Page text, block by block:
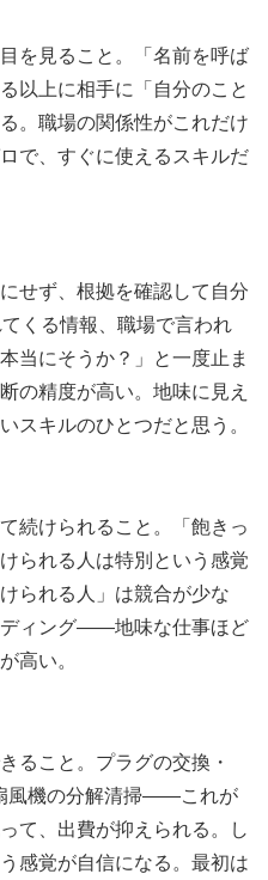
を見ること。「名前を呼ば
以上に相手に「自分のこと
。職場の関係性がこれだけ
で、すぐに使えるスキルだ
せず、根拠を確認して自分
くる情報、職場で言われ
当にそうか？」と一度止ま
の精度が高い。地味に見え
スキルのひとつだと思う。
続けられること。「飽きっ
られる人は特別という感覚
られる人」は競合が少な
ディング——地味な仕事ほど
高い。
ること。プラグの交換・
風機の分解清掃——これが
て、出費が抑えられる。し
感覚が自信になる。最初は